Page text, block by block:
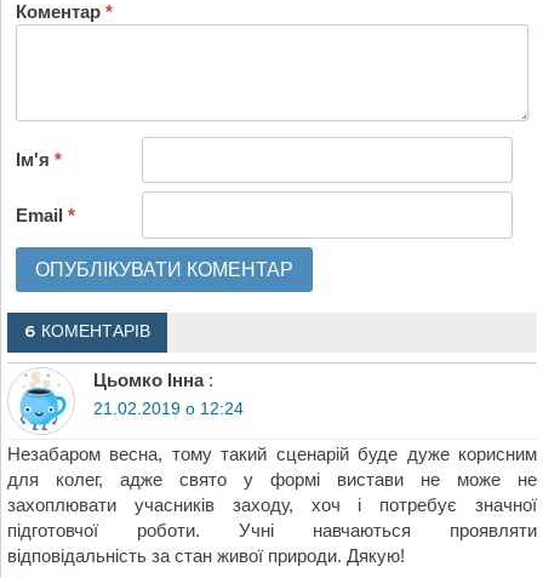
Коментар*
Ім'я*
Email*
6 КОМЕНТАРІВ
Цьомко Інна :
21.02.2019 о 12:24
Незабаром весна, тому такий сценарій буде дуже корисним
для колег, адже свято у формі вистави не може не
захоплювати учасників заходу, хоч і потребує значної
підготовчої роботи. Учні навчаються проявляти
відповідальність за стан живої природи. Дякую!